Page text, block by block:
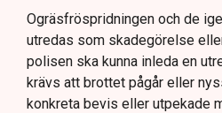
Ogräsfröspridningen och de
utredas som skadegörelse
polisen ska kunna inleda en
krävs att brottet pågår eller
konkreta bevis eller utpekade